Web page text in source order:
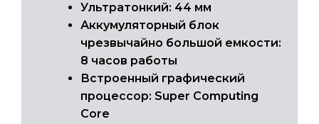
Ультратонкий: 44 мм
Аккумуляторный блок
чрезвычайно большой емкости:
8 часов работы
Встроенный графический
процессор: Super Computing
Core